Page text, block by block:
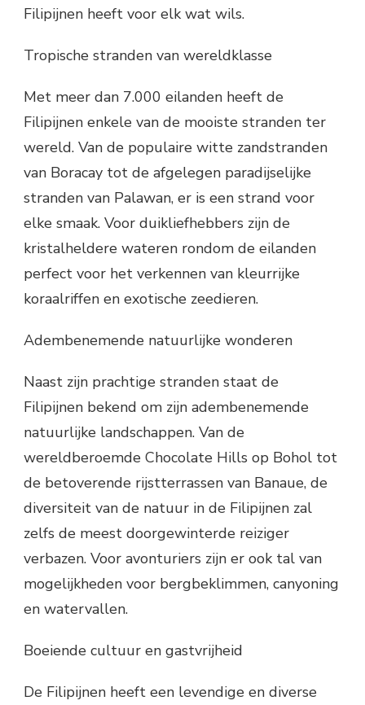
Filipijnen heeft voor elk wat wils.
Tropische stranden van wereldklasse
Met meer dan 7.000 eilanden heeft de
Filipijnen enkele van de mooiste stranden ter
wereld. Van de populaire witte zandstranden
van Boracay tot de afgelegen paradijselijke
stranden van Palawan, er is een strand voor
elke smaak. Voor duikliefhebbers zijn de
kristalheldere wateren rondom de eilanden
perfect voor het verkennen van kleurrijke
koraalriffen en exotische zeedieren.
Adembenemende natuurlijke wonderen
Naast zijn prachtige stranden staat de
Filipijnen bekend om zijn adembenemende
natuurlijke landschappen. Van de
wereldberoemde Chocolate Hills op Bohol tot
de betoverende rijstterrassen van Banaue, de
diversiteit van de natuur in de Filipijnen zal
zelfs de meest doorgewinterde reiziger
verbazen. Voor avonturiers zijn er ook tal van
mogelijkheden voor bergbeklimmen, canyoning
en watervallen.
Boeiende cultuur en gastvrijheid
De Filipijnen heeft een levendige en diverse